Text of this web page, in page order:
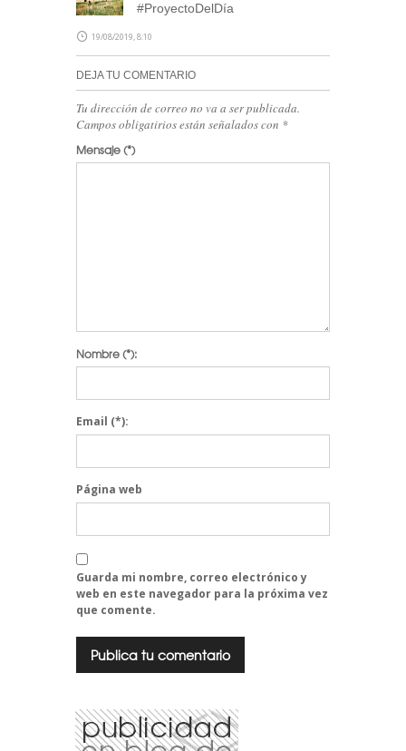
#ProyectoDelDía
19/08/2019, 8:10
DEJA TU COMENTARIO
Tu dirección de correo no va a ser publicada.
Campos obligatirios están señalados con *
Mensaje(*)
Nombre(*):
Email (*):
Página web
Guarda mi nombre, correo electrónico y
web en este navegador para la próxima vez
que comente.